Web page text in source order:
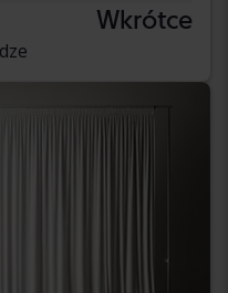
Wkrótce